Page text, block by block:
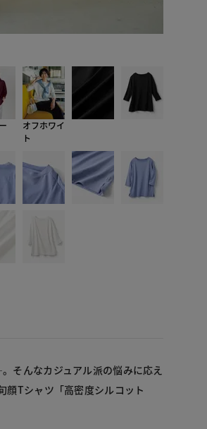
オフホワイ
ト
そんなカジュアル派の悩みに応え
顔Tシャツ「高密度シルコット